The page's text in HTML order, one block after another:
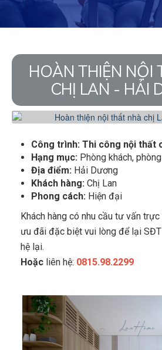
HOÀN THIỆN NỘI
CHỊ LAN - HẢI
Công trình: Thi công nội thất
Hạng mục: Phòng khách,
Địa điểm: Hải Dương
Khách hàng: Chị Lan
Phong cách: Hiện đại
Khách hàng có nhu cầu tư vấn
ưu đãi đặc biệt vui lòng để lại
hệ lại.
Hoặc liên hệ: 0815.98.2299